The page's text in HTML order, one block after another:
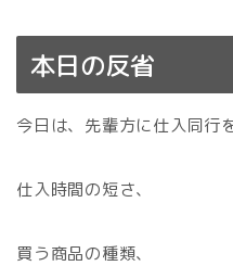
本日の反省
今日は、先輩方に仕入同行
仕入時間の短さ、
買う商品の種類、